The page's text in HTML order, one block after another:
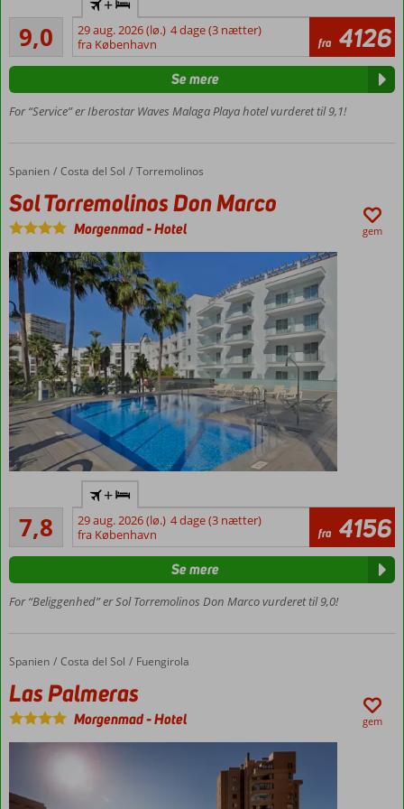
beliggenhed
ved
stranden
Stort,
poolområde
aktiviteter
familien
Mulighed
for
halvpension
og All
Inclusive
Lejligheder
med plads
til 5
9,0
Fremragende
62
anmeldelser
+
29 aug. 2026 (lø.) 4 dage (3 nætter)
fra København
fra 4126
For “Service” er Iberostar Waves Malaga Playa hotel vurderet til 9,1!
Se mere
Forside
Spanien Costa del Sol Torremolinos
Sol Torremolinos Don Marco
Sol Torremolinos Don Marco
Morgenmad-Hotel gem
Bajondillo-
stranden
Torremolinos
centrum –
Stort
med
pools
Mulighed
for
halvpension
eller All
7,8
4
anmeldelser
+
29 aug. 2026 (lø.) 4 dage (3 nætter)
fra København
fra 4156
For “Beliggenhed” er Sol Torremolinos Don Marco vurderet til 9,0!
Se mere
Forside
Spanien Costa del Sol Fuengirola
Las Palmeras
Las Palmeras
Morgenmad-Hotel gem